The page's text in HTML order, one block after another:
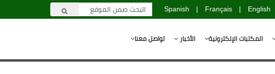
English
|
Français
|
Spanish
المكتبات الإلكترونية الأخبار تواصل معنا